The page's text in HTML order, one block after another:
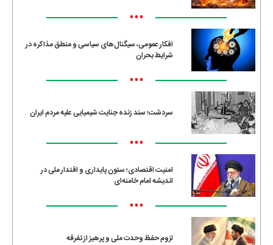
•••
افکار عمومی، سیگنال‌های سیاسی و منطق مذاکره در
شرایط بحران
•••
سردشت؛ سند زنده جنایت شیمیایی علیه مردم ایران
•••
امنیت اقتصادی؛ ستون پایداری و اقتدار ملی در
اندیشه امام خامنه‌ای
•••
لزوم حفظ وحدت ملی و پرهیز از تفرقه